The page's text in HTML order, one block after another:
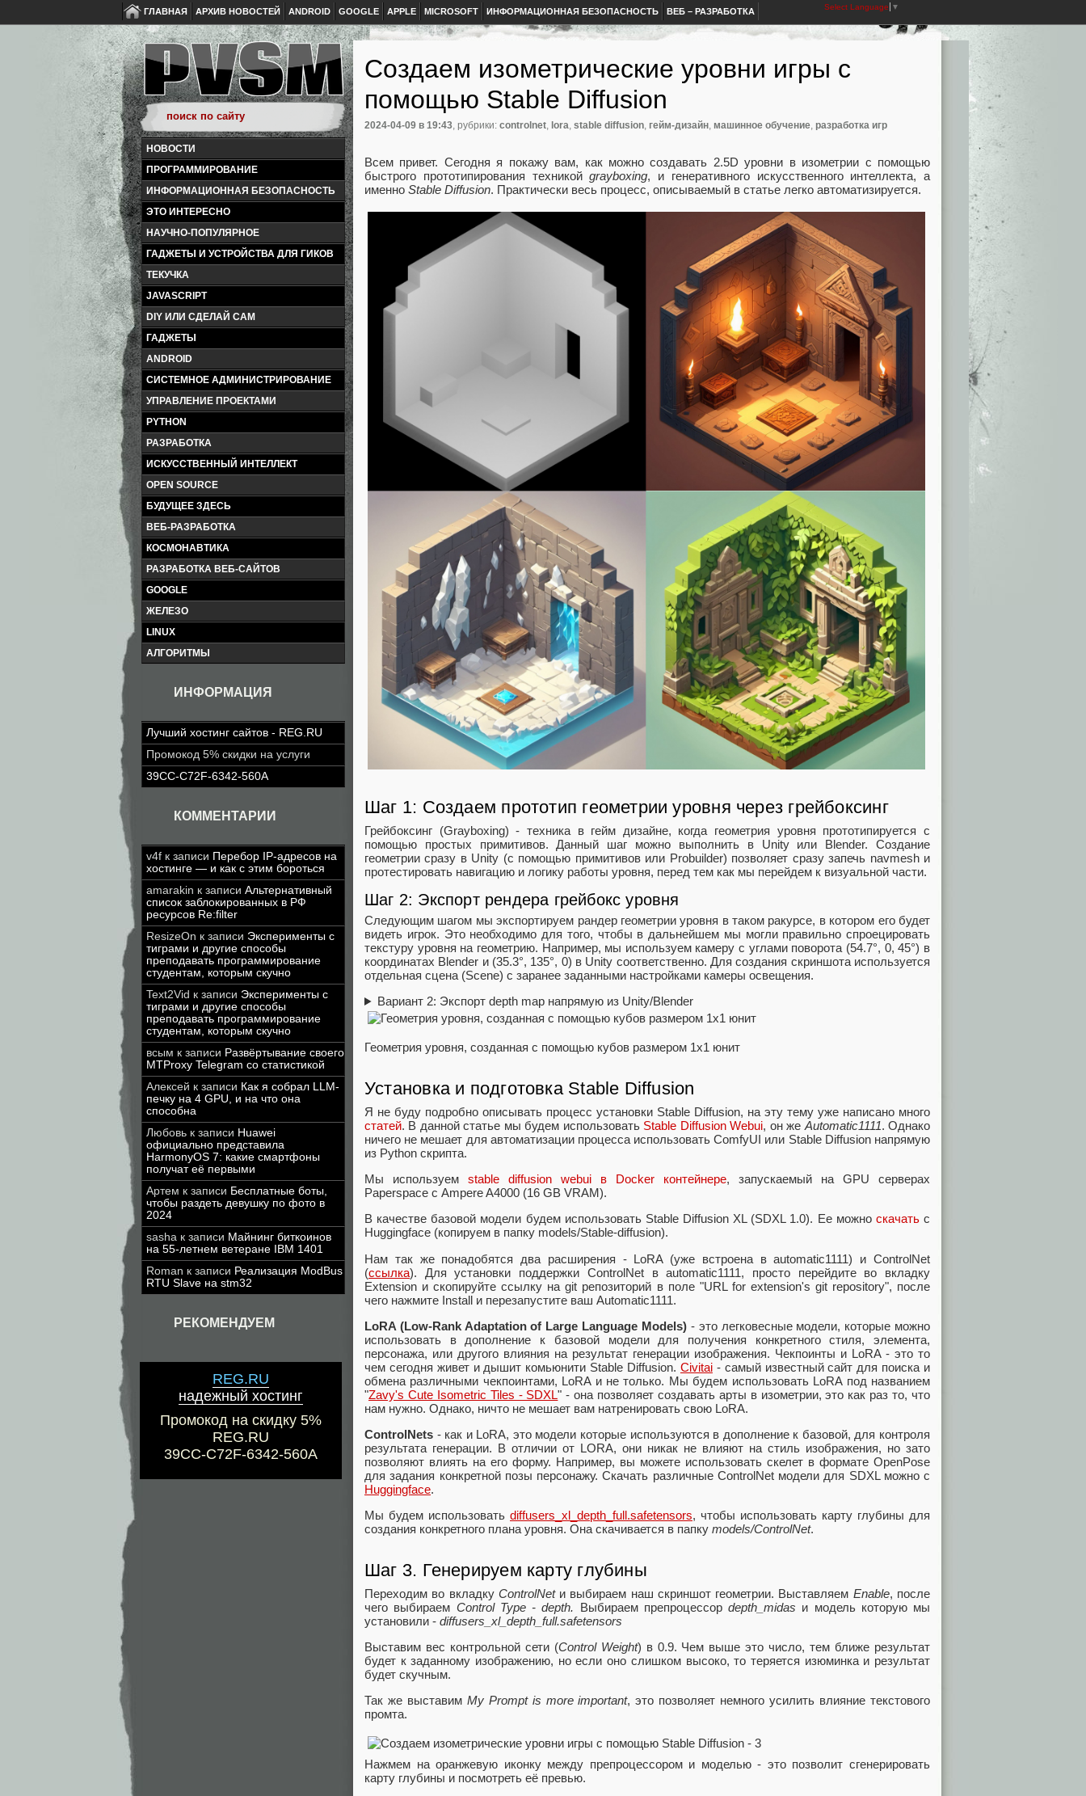
ГЛАВНАЯ АРХИВ НОВОСТЕЙ ANDROID GOOGLE APPLE MICROSOFT ИНФОРМАЦИОННАЯ БЕЗОПАСНОСТЬ ВЕБ – РАЗРАБОТКА Select Language ▼
НОВОСТИ
ПРОГРАММИРОВАНИЕ
ИНФОРМАЦИОННАЯ БЕЗОПАСНОСТЬ
ЭТО ИНТЕРЕСНО
НАУЧНО-ПОПУЛЯРНОЕ
ГАДЖЕТЫ И УСТРОЙСТВА ДЛЯ ГИКОВ
ТЕКУЧКА
JAVASCRIPT
DIY ИЛИ СДЕЛАЙ САМ
ГАДЖЕТЫ
ANDROID
СИСТЕМНОЕ АДМИНИСТРИРОВАНИЕ
УПРАВЛЕНИЕ ПРОЕКТАМИ
PYTHON
РАЗРАБОТКА
ИСКУССТВЕННЫЙ ИНТЕЛЛЕКТ
OPEN SOURCE
БУДУЩЕЕ ЗДЕСЬ
ВЕБ-РАЗРАБОТКА
КОСМОНАВТИКА
РАЗРАБОТКА ВЕБ-САЙТОВ
GOOGLE
ЖЕЛЕЗО
LINUX
АЛГОРИТМЫ
ИНФОРМАЦИЯ
Лучший хостинг сайтов - REG.RU
Промокод 5% скидки на услуги
39CC-C72F-6342-560A
КОММЕНТАРИИ
v4f к записи Перебор IP-адресов на
хостинге — и как с этим бороться
amarakin к записи Альтернативный
список заблокированных в РФ
ресурсов Re:filter
ResizeOn к записи Эксперименты с
тиграми и другие способы
преподавать программирование
студентам, которым скучно
Text2Vid к записи Эксперименты с
тиграми и другие способы
преподавать программирование
студентам, которым скучно
всым к записи Развёртывание своего
MTProxy Telegram со статистикой
Алексей к записи Как я собрал LLM-
печку на 4 GPU, и на что она
способна
Любовь к записи Huawei
официально представила
HarmonyOS 7: какие смартфоны
получат её первыми
Артем к записи Бесплатные боты,
чтобы раздеть девушку по фото в
2024
sasha к записи Майнинг биткоинов
на 55-летнем ветеране IBM 1401
Roman к записи Реализация ModBus
RTU Slave на stm32
РЕКОМЕНДУЕМ
REG.RU
надежный хостинг
Промокод на скидку 5%
REG.RU
39CC-C72F-6342-560A
Создаем изометрические уровни игры с
помощью Stable Diffusion
2024-04-09 в 19:43, рубрики: controlnet, lora, stable diffusion, гейм-дизайн, машинное обучение, разработка игр
Всем привет. Сегодня я покажу вам, как можно создавать 2.5D уровни в изометрии с помощью
быстрого прототипирования техникойgrayboxing, и генеративного искусственного интеллекта, а
именно Stable Diffusion. Практически весь процесс, описываемый в статье легко автоматизируется.
Шаг 1: Создаем прототип геометрии уровня через грейбоксинг
Грейбоксинг (Grayboxing) - техника в гейм дизайне, когда геометрия уровня прототипируется с
помощью простых примитивов. Данный шаг можно выполнить в Unity или Blender. Создание
геометрии сразу в Unity (с помощью примитивов или Probuilder) позволяет сразу запечь navmesh и
протестировать навигацию и логику работы уровня, перед тем как мы перейдем к визуальной части.
Шаг 2: Экспорт рендера грейбокс уровня
Следующим шагом мы экспортируем рандер геометрии уровня в таком ракурсе, в котором его будет
видеть игрок. Это необходимо для того, чтобы в дальнейшем мы могли правильно спроецировать
текстуру уровня на геометрию. Например, мы используем камеру с углами поворота (54.7°, 0, 45°) в
координатах Blender и (35.3°, 135°, 0) в Unity соответственно. Для создания скриншота используется
отдельная сцена (Scene) с заранее заданными настройками камеры освещения.
Вариант 2: Экспорт depth map напрямую из Unity/Blender
Геометрия уровня, созданная с помощью кубов размером 1x1 юнит
Установка и подготовка Stable Diffusion
Я не буду подробно описывать процесс установки Stable Diffusion, на эту тему уже написано много
статей. В данной статье мы будем использовать Stable Diffusion Webui, он же Automatic1111. Однако
ничего не мешает для автоматизации процесса использовать ComfyUI или Stable Diffusion напрямую
из Python скрипта.
Мы используем stable diffusion webui в Docker контейнере, запускаемый на GPU серверах
Paperspace с Ampere A4000 (16 GB VRAM).
В качестве базовой модели будем использовать Stable Diffusion XL (SDXL 1.0). Ее можно скачатьс
Huggingface (копируем в папку models/Stable-diffusion).
Нам так же понадобятся два расширения - LoRA (уже встроена в automatic1111) и ControlNet
(ссылка). Для установки поддержки ControlNet в automatic1111, просто перейдите во вкладку
Extension и скопируйте ссылку на git репозиторий в поле "URL for extension's git repository", после
чего нажмите Install и перезапустите ваш Automatic1111.
LoRA (Low-Rank Adaptation of Large Language Models) - это легковесные модели, которые можно
использовать в дополнение к базовой модели для получения конкретного стиля, элемента,
персонажа, или другого влияния на результат генерации изображения. Чекпоинты и LoRA - это то
чем сегодня живет и дышит комьюнити Stable Diffusion. Civitai- самый известный сайт для поиска и
обмена различными чекпоинтами, LoRA и не только. Мы будем использовать LoRA под названием
"Zavy's Cute Isometric Tiles - SDXL" - она позволяет создавать арты в изометрии, это как раз то, что
нам нужно. Однако, ничто не мешает вам натренировать свою LoRA.
ControlNets - как и LoRA, это модели которые используются в дополнение к базовой, для контроля
результата генерации. В отличии от LORA, они никак не влияют на стиль изображения, но зато
позволяют влиять на его форму. Например, вы можете использовать скелет в формате OpenPose
для задания конкретной позы персонажу. Скачать различные ControlNet модели для SDXL можно с
Huggingface.
Мы будем использовать diffusers_xl_depth_full.safetensors, чтобы использовать карту глубины для
создания конкретного плана уровня. Она скачивается в папку models/ControlNet.
Шаг 3. Генерируем карту глубины
Переходим во вкладку ControlNetи выбираем наш скриншот геометрии. Выставляем Enable, после
чего выбираем Control Type - depth. Выбираем препроцессор depth_midas и модель которую мы
установили - diffusers_xl_depth_full.safetensors
Выставим вес контрольной сети (Control Weight) в 0.9. Чем выше это число, тем ближе результат
будет к заданному изображению, но если оно слишком высоко, то теряется изюминка и результат
будет скучным.
Так же выставим My Prompt is more important, это позволяет немного усилить влияние текстового
промта.
Нажмем на оранжевую иконку между препроцессором и моделью - это позволит сгенерировать
карту глубины и посмотреть её превью.